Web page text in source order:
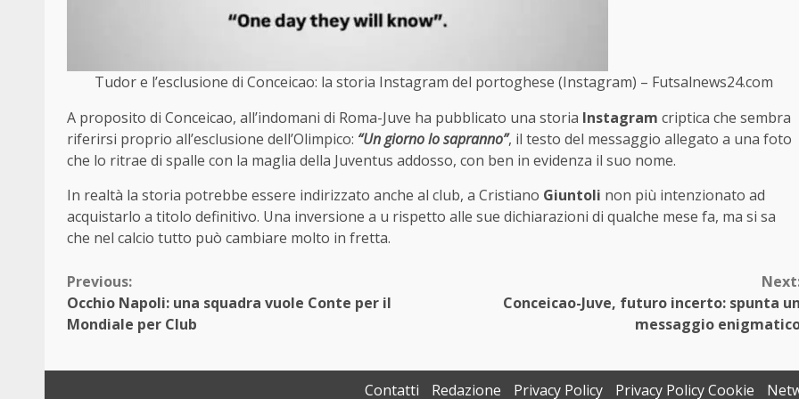
Tudor e l’esclusione di Conceicao: la storia Instagram del portoghese (Instagram) – Futsalnews24.com
A proposito di Conceicao, all’indomani di Roma-Juve ha pubblicato una storia Instagram criptica che sembra
riferirsi proprio all’esclusione dell’Olimpico: “Un giorno lo sapranno”, il testo del messaggio allegato a una foto
che lo ritrae di spalle con la maglia della Juventus addosso, con ben in evidenza il suo nome.
In realtà la storia potrebbe essere indirizzato anche al club, a Cristiano Giuntoli non più intenzionato ad
acquistarlo a titolo definitivo. Una inversione a u rispetto alle sue dichiarazioni di qualche mese fa, ma si sa
che nel calcio tutto può cambiare molto in fretta.
Continue
Reading
Previous:
Occhio Napoli: una squadra vuole Conte per il
Mondiale per Club
Conceicao-Juve, futuro incerto: spunta un
messaggio
Contatti Redazione Privacy Policy Privacy Policy Cookie